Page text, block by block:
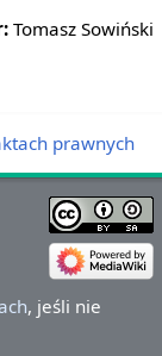
Tomasz Sowiński
prawnych
, jeśli nie